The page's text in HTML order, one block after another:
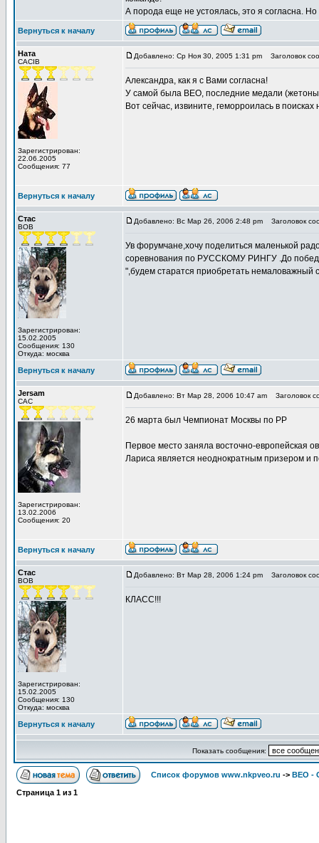
А порода еще не устоялась, это я согласна.
Вернуться к началу
Ната
CACIB
Зарегистрирован:
22.06.2005
Сообщения: 77
Добавлено: Ср Ноя 30, 2005 1:31 pm Заголовок
Александра, как я с Вами согласна!
У самой была ВЕО, последние медали
Вот сейчас, извините, геморроилась в
Вернуться к началу
Стас
BOB
Зарегистрирован:
15.02.2005
Сообщения: 130
Откуда: москва
Добавлено: Вс Мар 26, 2006 2:48 pm Заголовок
Ув форумчане,хочу поделиться маленькой
соревнования по РУССКОМУ РИНГУ .До побед
",будем старатся приобретать
Вернуться к началу
Jersam
CAC
Зарегистрирован:
13.02.2006
Сообщения: 20
Добавлено: Вт Мар 28, 2006 10:47 am Заголовок
26 марта был Чемпионат Москвы по РР
Первое место заняла восточно-европейская
Лариса является неоднократным призером и
Вернуться к началу
Стас
BOB
Зарегистрирован:
15.02.2005
Сообщения: 130
Откуда: москва
Добавлено: Вт Мар 28, 2006 1:24 pm Заголовок
КЛАСС!!!
Вернуться к началу
Показать сообщения:
Список форумов www.nkpveo.ru -> ВЕО -
Страница 1 из 1